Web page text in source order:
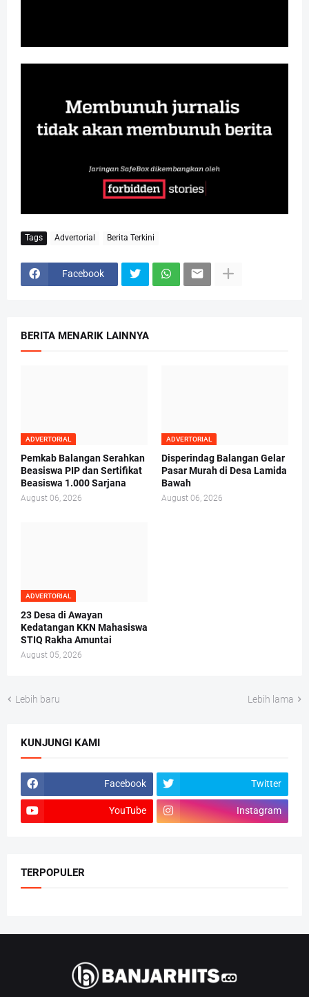
Tags Advertorial Berita Terkini
Facebook
BERITA MENARIK LAINNYA
ADVERTORIAL
Pemkab Balangan Serahkan
Beasiswa PIP dan Sertifikat
Beasiswa 1.000 Sarjana
August 06, 2026
ADVERTORIAL
Disperindag Balangan Gelar
Pasar Murah di Desa Lamida
Bawah
August 06, 2026
ADVERTORIAL
23 Desa di Awayan
Kedatangan KKN Mahasiswa
STIQ Rakha Amuntai
August 05, 2026
Lebih baru Lebih lama
KUNJUNGI KAMI
Facebook Twitter
YouTube Instagram
TERPOPULER